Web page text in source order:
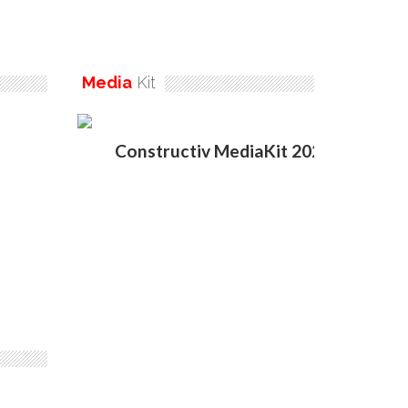
Media Kit
Constructiv MediaKit 2020